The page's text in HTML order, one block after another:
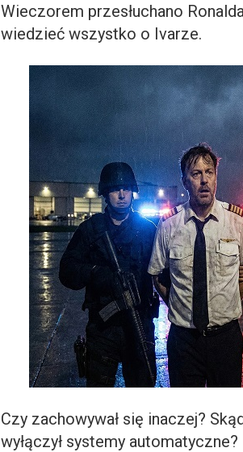
Wieczorem przesłuchano
wiedzieć wszystko o Ivarze.
Czy zachowywał się inaczej?
wyłączył systemy automatyczne?